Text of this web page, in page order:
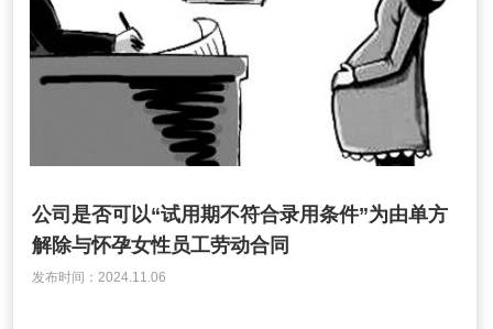
公司是否可以“试用期不符合录用条件”为由单方
解除与怀孕女性员工劳动合同
发布时间：2024.11.06